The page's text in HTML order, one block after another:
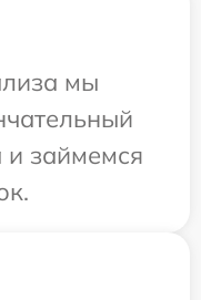
мы
и займемся